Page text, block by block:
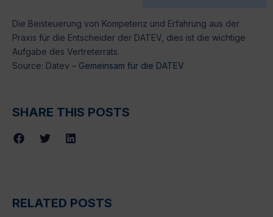
Die Beisteuerung von Kompetenz und Erfahrung aus der
Praxis für die Entscheider der DATEV, dies ist die wichtige
Aufgabe des Vertreterrats.
Source: Datev – Gemeinsam für die DATEV
SHARE THIS POSTS
RELATED POSTS